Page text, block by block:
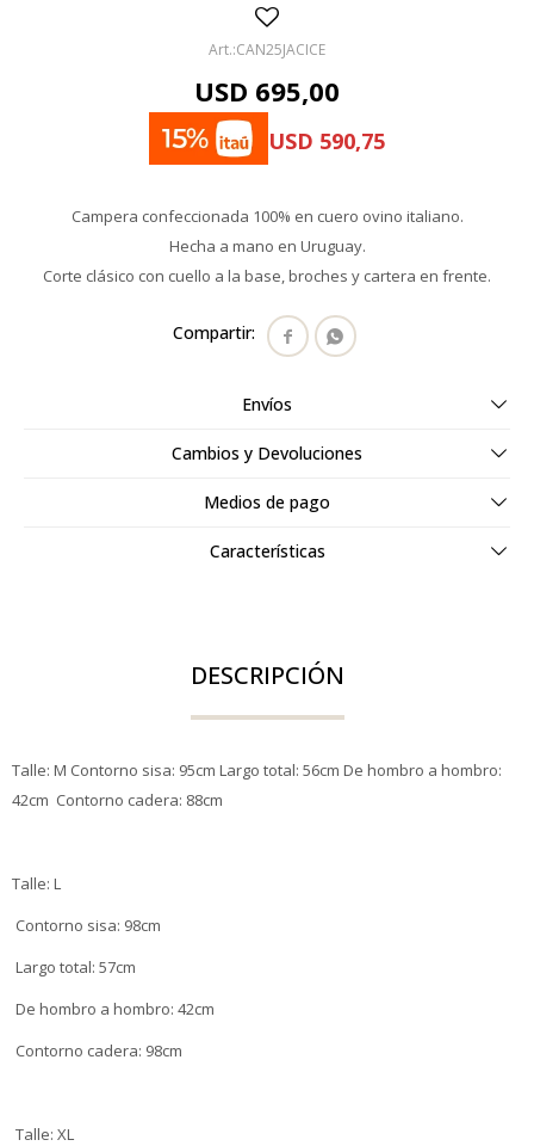
CAN25JACICE
USD 695,00
USD 590,75
Campera confeccionada 100% en cuero ovino italiano.
Hecha a mano en Uruguay.
Corte clásico con cuello a la base, broches y cartera en frente.
 
Envíos
Cambios y Devoluciones
Medios de pago
Características
DESCRIPCIÓN
Talle: M Contorno sisa: 95cm Largo total: 56cm De hombro a hombro:
42cm Contorno cadera: 88cm
Talle: L
Contorno sisa: 98cm
Largo total: 57cm
De hombro a hombro: 42cm
Contorno cadera: 98cm
Talle: XL